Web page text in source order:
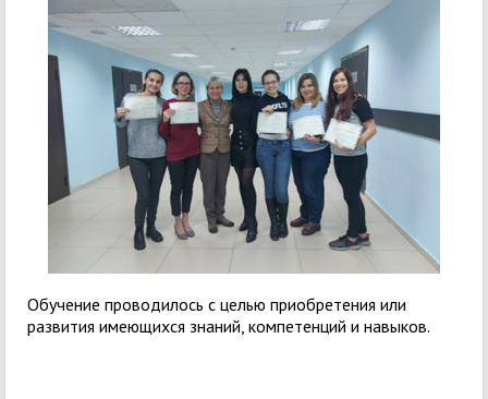
Обучение проводилось с целью приобретения или
развития имеющихся знаний, компетенций и навыков.